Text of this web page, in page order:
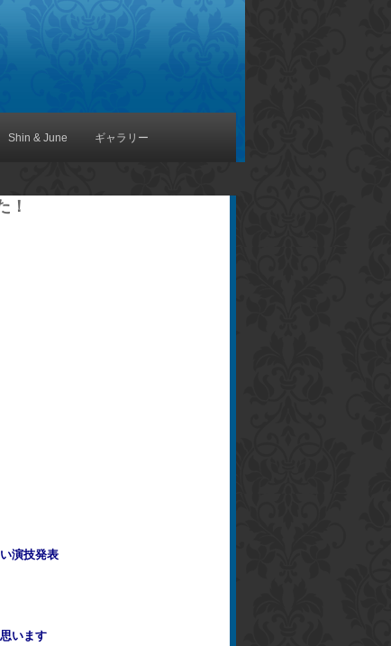
Shin & June ギャラリー
！
演技発表
います